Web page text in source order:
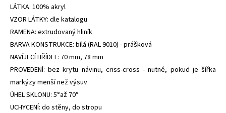
LÁTKA: 100% akryl
VZOR LÁTKY: dle katalogu
RAMENA: extrudovaný hliník
BARVA KONSTRUKCE: bílá (RAL 9010) - prášková
NAVÍJECÍ HŘÍDEL: 70 mm, 78 mm
PROVEDENÍ: bez krytu návinu, criss-cross - nutné, pokud je šířka
markýzy menší než výsuv
ÚHEL SKLONU: 5°až 70°
UCHYCENÍ: do stěny, do stropu